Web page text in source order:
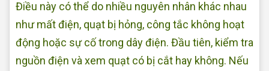
Điều này có thể do nhiều nguyên nhân khác nhau
như mất điện, quạt bị hỏng, công tắc không hoạt
động hoặc sự cố trong dây điện. Đầu tiên, kiểm tra
nguồn điện và xem quạt có bị cắt hay không. Nếu